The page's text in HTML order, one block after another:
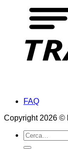
FAQ
Copyright 2026 ©
Cerca: